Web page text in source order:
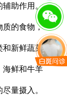
辅助作用。
质的食物，
和新鲜蔬菜
海鲜和牛羊
量摄入。